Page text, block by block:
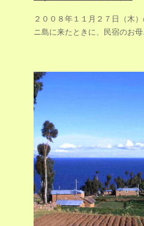
２００８年１１月２７日（木
ニ島に来たときに、民宿のお母